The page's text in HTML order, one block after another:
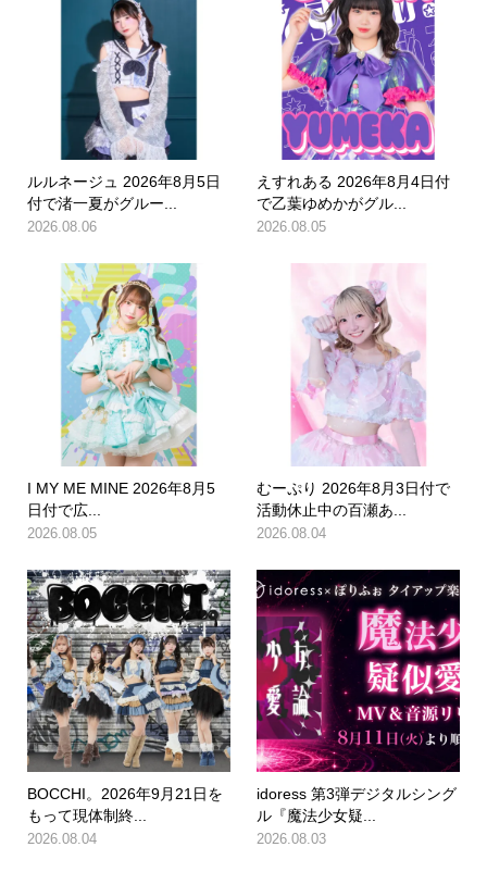
ルルネージュ 2026年8月5日
付で渚一夏がグルー...
2026.08.06
えすれある 2026年8月4日付
で乙葉ゆめかがグル...
2026.08.05
I MY ME MINE 2026年8月5
日付で広...
2026.08.05
むーぷり 2026年8月3日付で
活動休止中の百瀬あ...
2026.08.04
BOCCHI。2026年9月21日を
もって現体制終...
2026.08.04
idoress 第3弾デジタルシング
ル『魔法少女疑...
2026.08.03